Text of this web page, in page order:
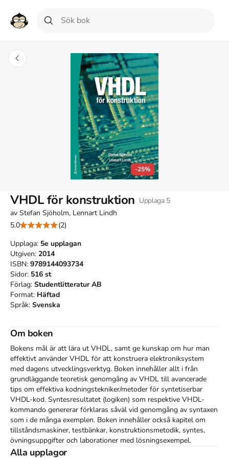
-25%
VHDL för konstruktion Upplaga 5
av Stefan Sjöholm, Lennart Lindh
5.0
(2)
Upplaga: 5e upplagan
Utgiven: 2014
ISBN: 9789144093734
Sidor: 516 st
Förlag: Studentlitteratur AB
Format: Häftad
Språk: Svenska
Om boken
Bokens mål är att lära ut VHDL, samt ge kunskap om hur man
effektivt använder VHDL för att konstruera elektroniksystem
med dagens utvecklingsverktyg. Boken innehåller allt i från
grundläggande teoretisk genomgång av VHDL till avancerade
tips om effektiva kodningstekniker/metoder för syntetiserbar
VHDL-kod. Syntesresultatet (logiken) som respektive VHDL-
kommando genererar förklaras såväl vid genomgång av syntaxen
som i de många exemplen. Boken innehåller också kapitel om
tillståndsmaskiner, testbänkar, konstruktionsmetodik, syntes,
övningsuppgifter och laborationer med lösningsexempel.
Alla upplagor